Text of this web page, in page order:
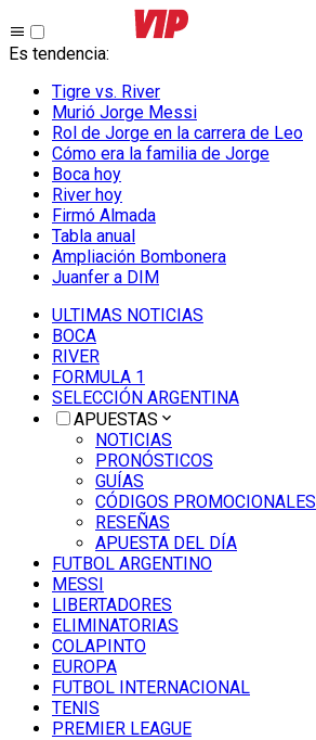
Es tendencia:
Tigre vs. River
Murió Jorge Messi
Rol de Jorge en la carrera de Leo
Cómo era la familia de Jorge
Boca hoy
River hoy
Firmó Almada
Tabla anual
Ampliación Bombonera
Juanfer a DIM
ULTIMAS NOTICIAS
BOCA
RIVER
FORMULA 1
SELECCIÓN ARGENTINA
APUESTAS
NOTICIAS
PRONÓSTICOS
GUÍAS
CÓDIGOS PROMOCIONALES
RESEÑAS
APUESTA DEL DÍA
FUTBOL ARGENTINO
MESSI
LIBERTADORES
ELIMINATORIAS
COLAPINTO
EUROPA
FUTBOL INTERNACIONAL
TENIS
PREMIER LEAGUE